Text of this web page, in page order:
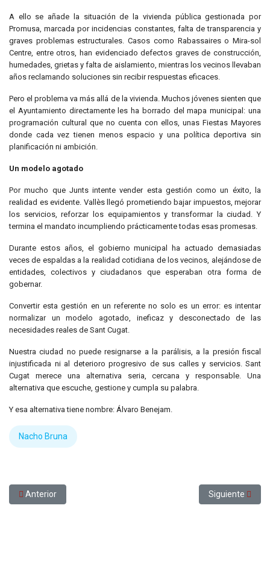
A ello se añade la situación de la vivienda pública gestionada por
Promusa, marcada por incidencias constantes, falta de transparencia y
graves problemas estructurales. Casos como Rabassaires o Mira-sol
Centre, entre otros, han evidenciado defectos graves de construcción,
humedades, grietas y falta de aislamiento, mientras los vecinos llevaban
años reclamando soluciones sin recibir respuestas eficaces.
Pero el problema va más allá de la vivienda. Muchos jóvenes sienten que
el Ayuntamiento directamente les ha borrado del mapa municipal: una
programación cultural que no cuenta con ellos, unas Fiestas Mayores
donde cada vez tienen menos espacio y una política deportiva sin
planificación ni ambición.
Un modelo agotado
Por mucho que Junts intente vender esta gestión como un éxito, la
realidad es evidente. Vallès llegó prometiendo bajar impuestos, mejorar
los servicios, reforzar los equipamientos y transformar la ciudad. Y
termina el mandato incumpliendo prácticamente todas esas promesas.
Durante estos años, el gobierno municipal ha actuado demasiadas
veces de espaldas a la realidad cotidiana de los vecinos, alejándose de
entidades, colectivos y ciudadanos que esperaban otra forma de
gobernar.
Convertir esta gestión en un referente no solo es un error: es intentar
normalizar un modelo agotado, ineficaz y desconectado de las
necesidades reales de Sant Cugat.
Nuestra ciudad no puede resignarse a la parálisis, a la presión fiscal
injustificada ni al deterioro progresivo de sus calles y servicios. Sant
Cugat merece una alternativa seria, cercana y responsable. Una
alternativa que escuche, gestione y cumpla su palabra.
Y esa alternativa tiene nombre: Álvaro Benejam.
Nacho Bruna
Artículo anterior: L'encomana pendent de l'avinguda del Baixador
Anterior Artículo
Siguiente